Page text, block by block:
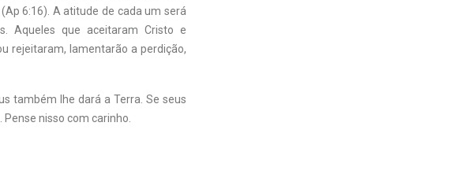
6:16). A atitude de cada um será
Aqueles que aceitaram Cristo e
rejeitaram, lamentarão a perdição,
também lhe dará a Terra. Se seus
nisso com carinho.